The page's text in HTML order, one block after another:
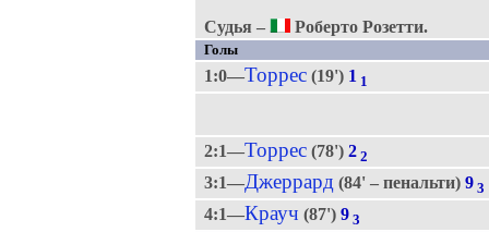
Судья –
Роберто Розетти.
Голы
1:0—Торрес(19') 1 1
2:1—Торрес(78') 2 2
3:1—Джеррард (84' – пенальти) 9 3
4:1—Крауч (87') 9 3